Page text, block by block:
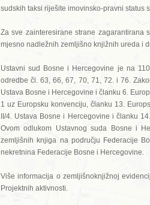
sudskih taksi riješite imovinsko-pravni status
Za sve zainteresirane strane zagarantirana
mjesno nadležnih zemljišno knjižnih ureda i
Ustavni sud Bosne i Hercegovine je na
odredbe čl. 63, 66, 67, 70, 71, 72. i 76.
Ustava Bosne i Hercegovine i članku 6.
1 uz Europsku konvenciju, članku 13.
II/4. Ustava Bosne i Hercegovine i članku
Ovom odlukom Ustavnog suda Bosne i
zemljišnih knjiga na području Federacije
nekretnina Federacije Bosne i Hercegovine.
Više informacija o zemljišnoknjižnoj
Projektnih aktivnosti.